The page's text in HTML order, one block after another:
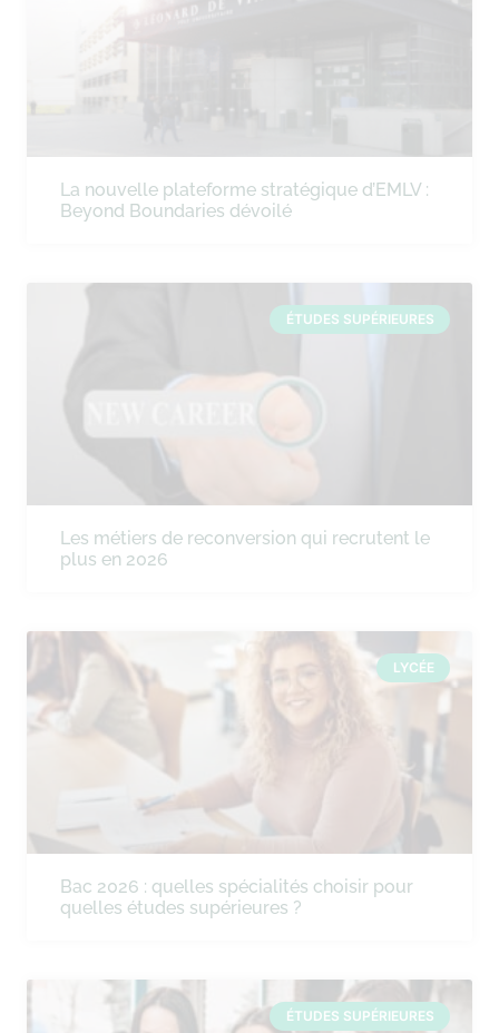
La nouvelle plateforme stratégique d’EMLV :
Beyond Boundaries dévoilé
ÉTUDES SUPÉRIEURES
Les métiers de reconversion qui recrutent le
plus en 2026
LYCÉE
Bac 2026 : quelles spécialités choisir pour
quelles études supérieures ?
ÉTUDES SUPÉRIEURES